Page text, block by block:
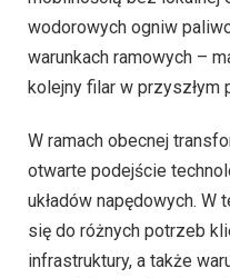
wodorowych ogniw
warunkach ramowych –
kolejny filar w przyszłym
W ramach obecnej
otwarte podejście
układów napędowych.
się do różnych potrzeb
infrastruktury, a także